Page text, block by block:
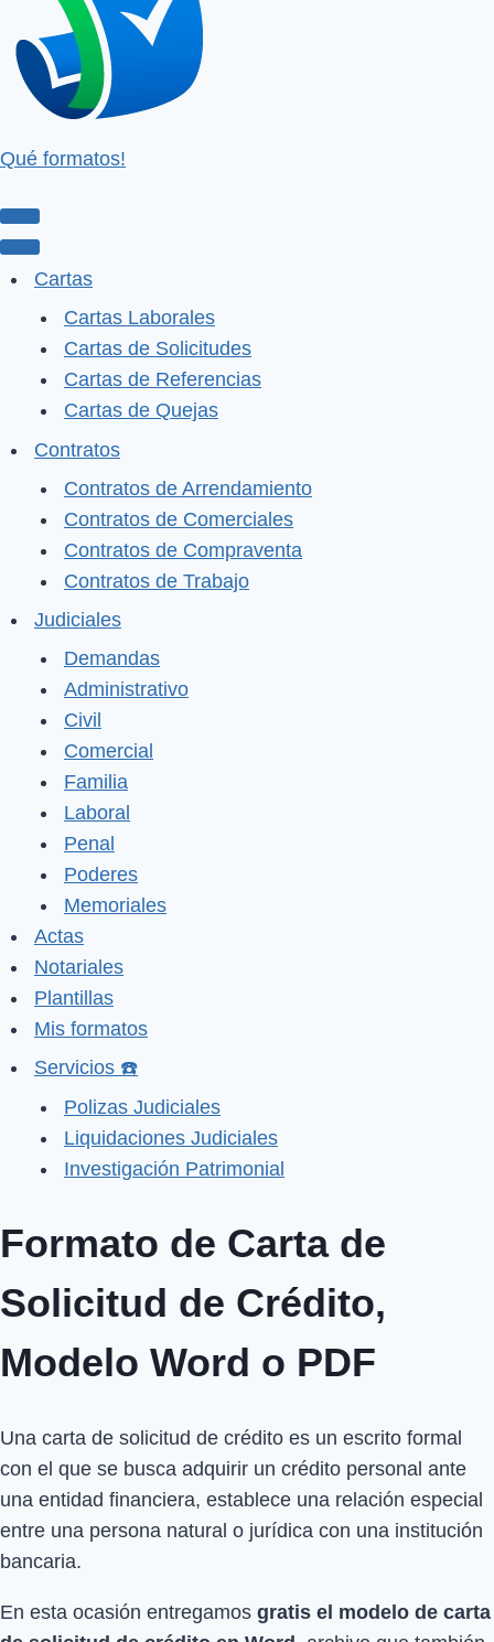
Qué formatos!
Menú
de
navegación
Menú
de
navegación
Cartas
Cartas Laborales
Cartas de Solicitudes
Cartas de Referencias
Cartas de Quejas
Contratos
Contratos de Arrendamiento
Contratos de Comerciales
Contratos de Compraventa
Contratos de Trabajo
Judiciales
Demandas
Administrativo
Civil
Comercial
Familia
Laboral
Penal
Poderes
Memoriales
Actas
Notariales
Plantillas
Mis formatos
Servicios ☎️
Polizas Judiciales
Liquidaciones Judiciales
Investigación Patrimonial
Formato de Carta de
Solicitud de Crédito,
Modelo Word o PDF
Una carta de solicitud de crédito es un escrito formal
con el que se busca adquirir un crédito personal ante
una entidad financiera, establece una relación especial
entre una persona natural o jurídica con una institución
bancaria.
En esta ocasión entregamos gratis el modelo de carta